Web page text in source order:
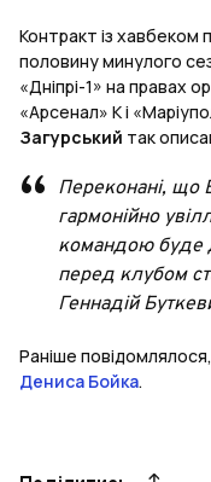
Контракт із хавбеком
половину минулого
«Дніпрі-1» на правах
«Арсенал» К і
Загурський так
Переконані, що
гармонійно
командою буде
перед клубом
Геннадій
Раніше
Дениса Бойка.